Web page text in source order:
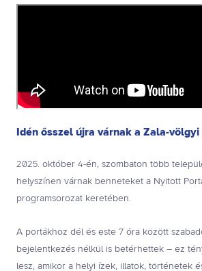
Idén ősszel újra várnak a Zala-
2025. október 4-én, szombaton több
helyszínen várnak benneteket a Nyitott
programsorozat keretében.
A portákhoz dél és este 7 óra között
bejelentkezés nélkül is betérhettek – ez
lesz, amikor a helyi ízek, illatok, történetek